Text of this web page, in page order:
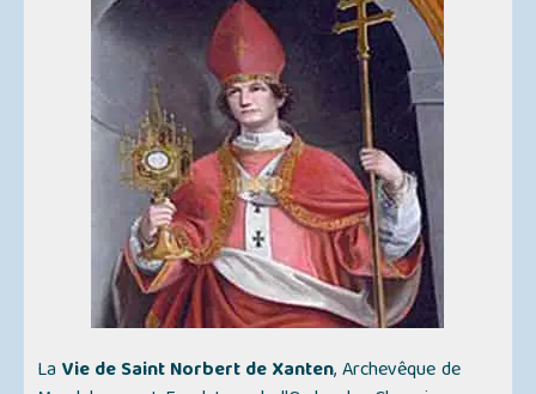
LaVie de Saint Norbert de Xanten, Archevêque de